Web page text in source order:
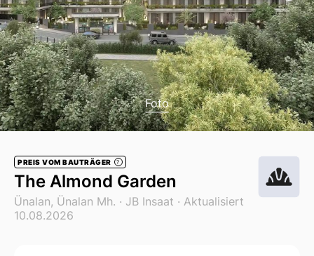
Foto
PREIS VOM BAUTRÄGER ?
The Almond Garden
Ünalan, Ünalan Mh. · JB Insaat · Aktualisiert
10.08.2026